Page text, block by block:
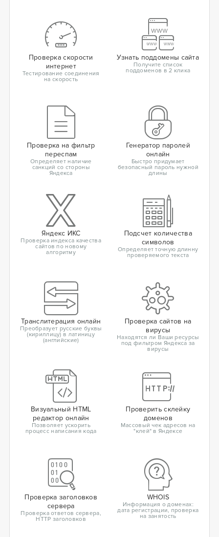
Проверка скорости
интернет
Тестирование соединения
на скорость
Узнать поддомены сайта
Получите список
поддоменов в 2 клика
Проверка на фильтр
переспам
Определяет наличие
санкций со стороны
Яндекса
Генератор паролей
онлайн
Быстро придумает
безопасный пароль нужной
длины
Яндекс ИКС
Проверка индекса качества
сайтов по новому
алгоритму
Подсчет количества
символов
Определяет точную длинну
проверяемого текста
Транслитерация онлайн
Преобразует русские буквы
(кириллицу) в латиницу
(английские)
Проверка сайтов на
вирусы
Находятся ли Ваши ресурсы
под фильтром Яндекса за
вирусы
Визуальный HTML
редактор онлайн
Позволяет ускорить
процесс написания кода
Проверить склейку
доменов
Массовый чек адресов на
"клей" в Яндексе
Проверка заголовков
сервера
Проверка ответов сервера,
HTTP заголовков
WHOIS
Информация о доменах:
дата регистрации, проверка
на занятость